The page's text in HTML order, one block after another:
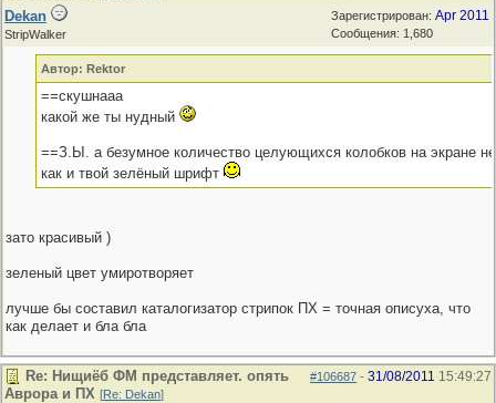
Зарегистрирован: Apr 2011
Сообщения: 1,680
Dekan
StripWalker
Автор: Rektor
==скушнааа
какой же ты нудный
==З.Ы. а безумное количество целующихся колобков на экране
как и твой зелёный шрифт
зато красивый )
зеленый цвет умиротворяет
лучше бы составил каталогизатор стрипок ПХ = точная описуха, что
как делает и бла бла
#106687 - 31/08/2011 15:49:27
Re: Нищиёб ФМ представляет. опять
Аврора и ПХ [Re: Dekan]